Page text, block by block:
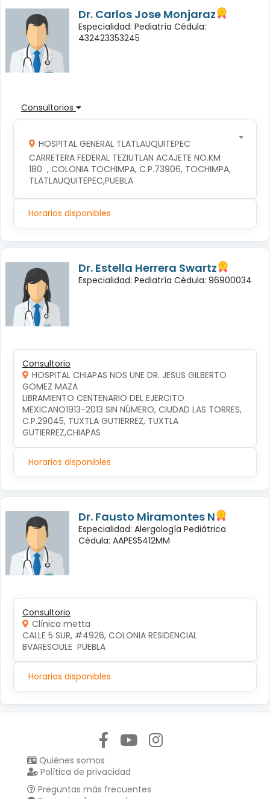
Dr. Carlos Jose Monjaraz
Especialidad: Pediatría Cédula:
432423353245
Consultorios
HOSPITAL GENERAL TLATLAUQUITEPEC
CARRETERA FEDERAL TEZIUTLAN ACAJETE NO.KM
180  , COLONIA TOCHIMPA, C.P.73906, TOCHIMPA,
TLATLAUQUITEPEC,PUEBLA
Horarios disponibles
Dr. Estella Herrera Swartz
Especialidad: Pediatría Cédula: 96900034
Consultorio
HOSPITAL CHIAPAS NOS UNE DR. JESUS GILBERTO
GOMEZ MAZA
LIBRAMIENTO CENTENARIO DEL EJERCITO
MEXICANO1913-2013 SIN NÚMERO, CIUDAD LAS TORRES,
C.P.29045, TUXTLA GUTIERREZ, TUXTLA
GUTIERREZ,CHIAPAS
Horarios disponibles
Dr. Fausto Miramontes N
Especialidad: Alergología Pediátrica
Cédula: AAPES5412MM
Consultorio
Clínica metta
CALLE 5 SUR, #4926, COLONIA RESIDENCIAL
BVARESOULE  PUEBLA
Horarios disponibles
Quiénes somos
Política de privacidad
Preguntas más frecuentes